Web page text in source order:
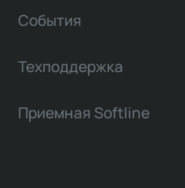
События
Техподдержка
Приемная Softline